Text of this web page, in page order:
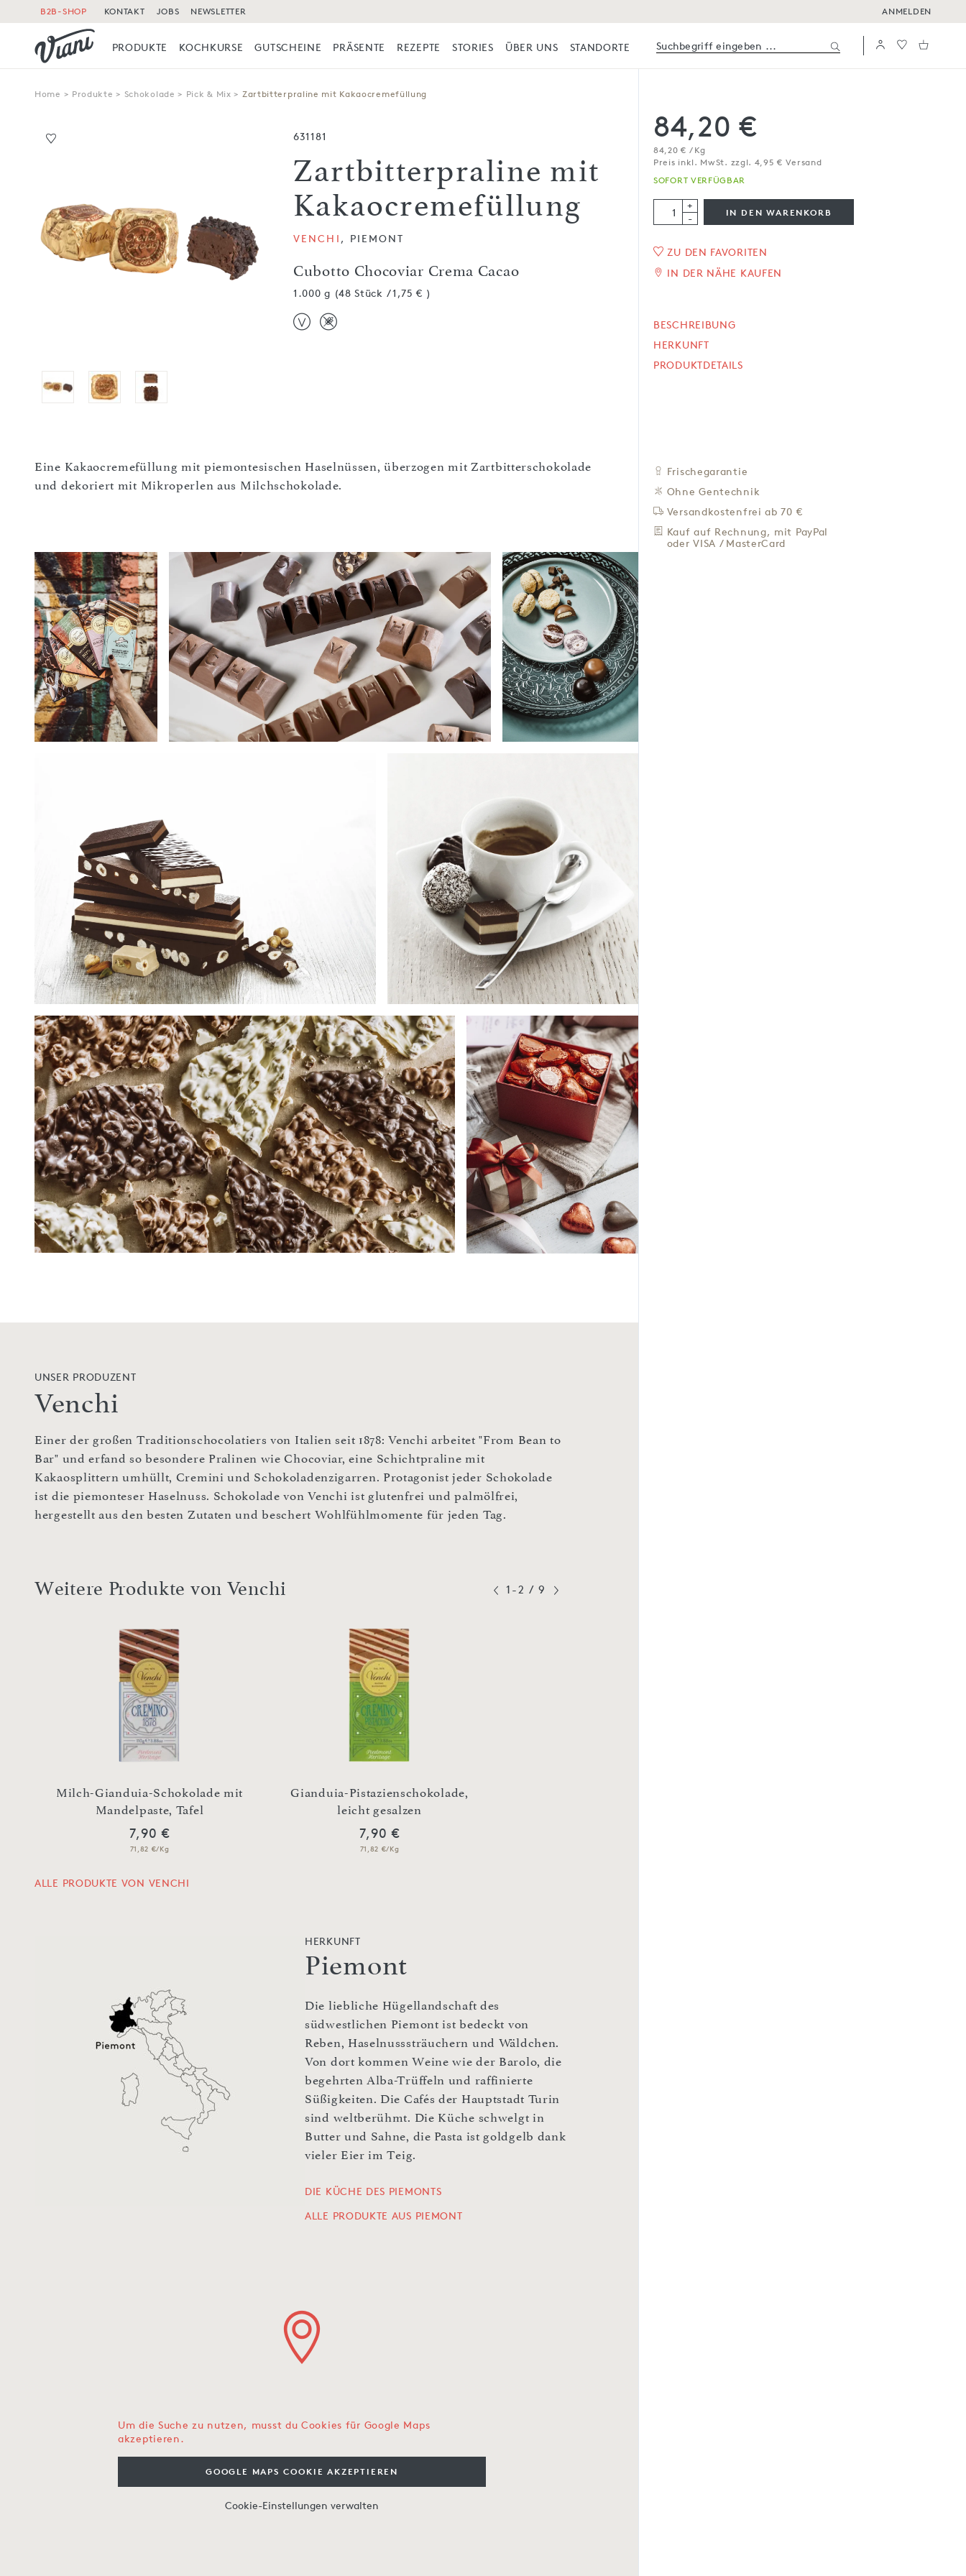
B2B-SHOP KONTAKT JOBS NEWSLETTER ANMELDEN
PRODUKTE KOCHKURSE GUTSCHEINE PRÄSENTE REZEPTE STORIES ÜBER UNS STANDORTE
Home > Produkte > Schokolade > Pick & Mix > Zartbitterpraline mit Kaka­o­cremefüllung
cremefüllung
1.000 g (48 Stück / 1,75 € )
ZU DEN FAVORITEN
IN DER NÄHE KAUFEN
BESCHREIBUNG
631181
Zartbitterpraline mit
Kaka­o­cremefüllung
Cubotto Chocoviar Crema Cacao
VENCHI , PIEMONT
1.000 g (48 Stück / 1,75 € )
SOFORT VERFÜGBAR
84,20 €
84,20 € / Kg
Preis inkl. MwSt. zzgl. 4,95 € Versand
+
-
IN DEN WARENKORB
ZU DEN FAVORITEN
IN DER NÄHE KAUFEN
BESCHREIBUNG
HERKUNFT
PRODUKTDETAILS
Frischegarantie
Ohne Gentechnik
Versandkostenfrei ab 70 €
Kauf auf Rechnung, mit PayPal
oder VISA / MasterCard
Eine Kakaocremefüllung mit piemontesischen Haselnüssen, überzogen mit Zart­bitterschokolade
und dekoriert mit Mikroperlen aus Milchschokolade.
UNSER PRODUZENT
Venchi
Einer der großen Traditionschocolatiers von Italien seit 1878: Venchi arbeitet "From Bean to
Bar" und erfand so besondere Pralinen wie Chocoviar, eine Schichtpraline mit
Kakaosplittern umhüllt, Cremini und Schokoladenzigarren. Protagonist jeder Schokolade
ist die piemonteser Haselnuss. Schokolade von Venchi ist glutenfrei und palmölfrei,
hergestellt aus den besten Zutaten und beschert Wohlfühlmomente für jeden Tag.
Weitere Produkte von Venchi
Milch-Gianduia-Schokolade mit
Mandelpaste, Tafel
7,90 €
71,82 €/Kg
Gianduia-Pistazienschokolade,
leicht gesalzen
7,90 €
71,82 €/Kg
1-2 / 9
ALLE PRODUKTE VON VENCHI
HERKUNFT
Piemont
Die liebliche Hügellandschaft des
südwestlichen Piemont ist bedeckt von
Reben, Haselnusssträuchern und Wäldchen.
Von dort kommen Weine wie der Barolo, die
begehrten Alba-Trüffeln und raffinierte
Süßigkeiten. Die Cafés der Hauptstadt Turin
sind weltberühmt. Die Küche schwelgt in
Butter und Sahne, die Pasta ist goldgelb dank
vieler Eier im Teig.
DIE KÜCHE DES PIEMONTS
ALLE PRODUKTE AUS PIEMONT
Um die Suche zu nutzen, musst du Cookies für Google Maps
akzeptieren.
GOOGLE MAPS COOKIE AKZEPTIEREN
Cookie-Einstellungen verwalten